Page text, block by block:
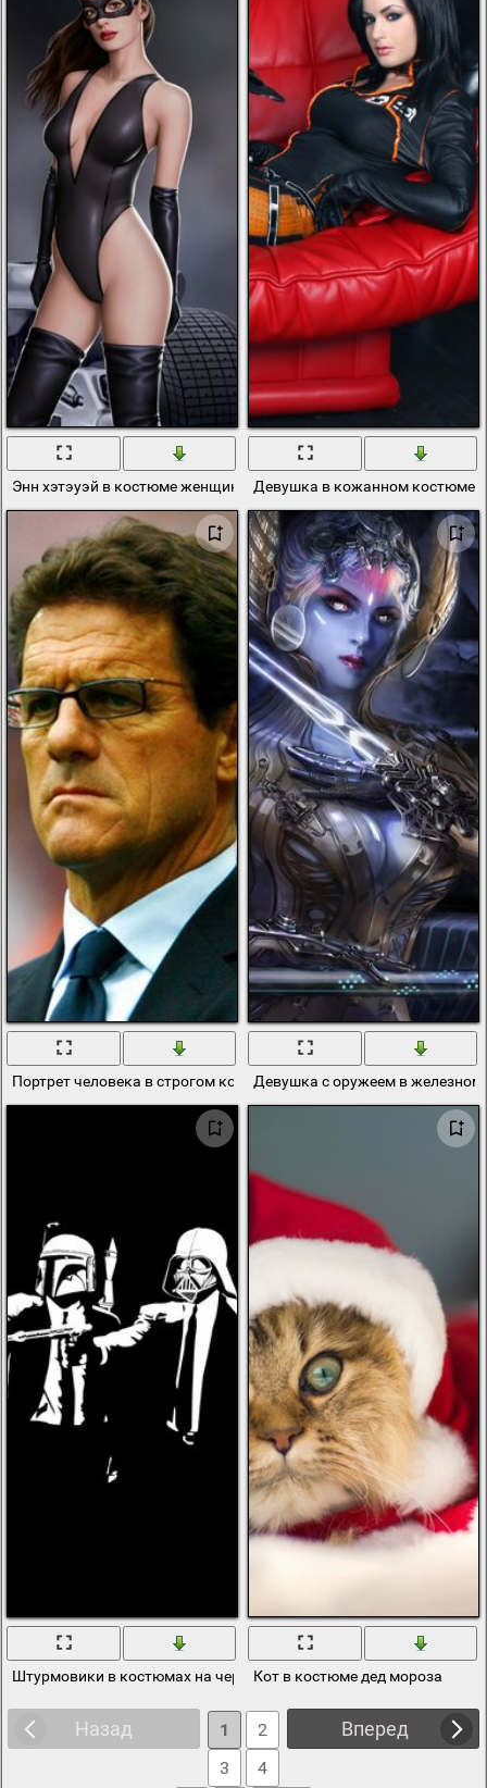
Энн хэтэуэй в костюме женщины-кошкиДевушка в кожанном костюме
Портрет человека в строгом костюмеДевушка с оружеем в
Штурмовики в костюмах на черном фонеКот в костюме дед мороза
Назад Вперед
1
2
3
4